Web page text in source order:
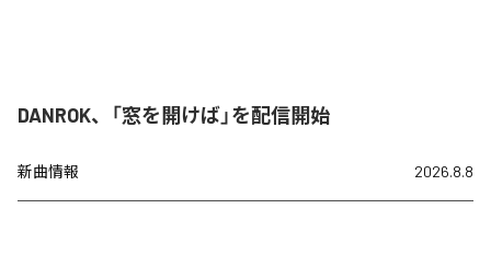
DANROK、「窓を開けば」を配信開始
新曲情報 2026.8.8